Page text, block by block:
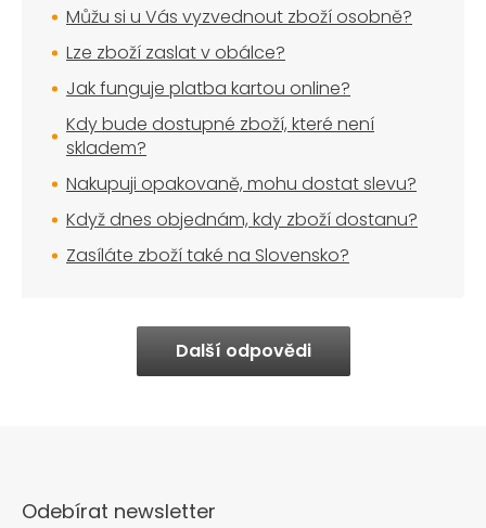
Můžu si u Vás vyzvednout zboží osobně?
Lze zboží zaslat v obálce?
Jak funguje platba kartou online?
Kdy bude dostupné zboží, které není
skladem?
Nakupuji opakovaně, mohu dostat slevu?
Když dnes objednám, kdy zboží dostanu?
Zasíláte zboží také na Slovensko?
Další odpovědi
Odebírat newsletter